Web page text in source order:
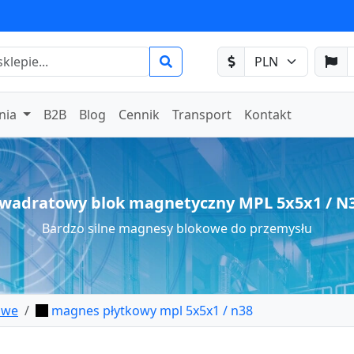
B2B Blog Cennik Transport Kontakt
blok magnetyczny MPL 5x5x1 /
Bardzo silne magnesy blokowe do przemysłu
magnes płytkowy mpl 5x5x1 / n38